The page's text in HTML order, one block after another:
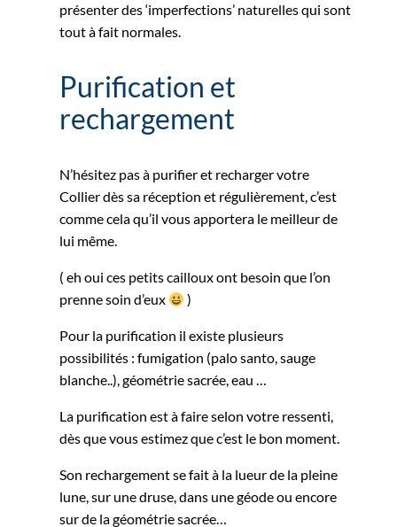
présenter des ‘imperfections’ naturelles qui sont
tout à fait normales.
Purification et
rechargement
N’hésitez pas à purifier et recharger votre
Collier dès sa réception et régulièrement, c’est
comme cela qu’il vous apportera le meilleur de
lui même.
( eh oui ces petits cailloux ont besoin que l’on
prenne soin d’eux
)
Pour la purification il existe plusieurs
possibilités : fumigation (palo santo, sauge
blanche..), géométrie sacrée, eau …
La purification est à faire selon votre ressenti,
dès que vous estimez que c’est le bon moment.
Son rechargement se fait à la lueur de la pleine
lune, sur une druse, dans une géode ou encore
sur de la géométrie sacrée…